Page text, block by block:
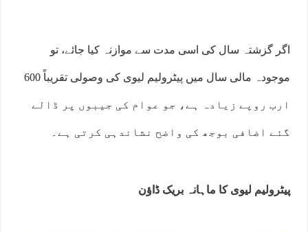
اگر گزشتہ سال کی اسی مدت سے موازنہ کیا جائے، تو
موجودہ مالی سال میں پیٹرولیم لیوی کی وصولی تقریباً 600
ارب روپے زیادہ ہے، جو عوام کی جیبوں پر ڈالے
گئے اضافی بوجھ کی واضح نشاندہی کرتی ہے۔
پیٹرولیم لیوی کا ماہانہ بریک ڈاؤن